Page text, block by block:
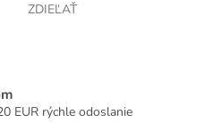
ZDIEĽAŤ
EUR rýchle odoslanie